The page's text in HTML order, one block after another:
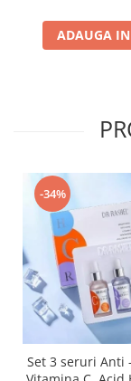
ADAUGA IN
-34%
Set 3 seruri Anti